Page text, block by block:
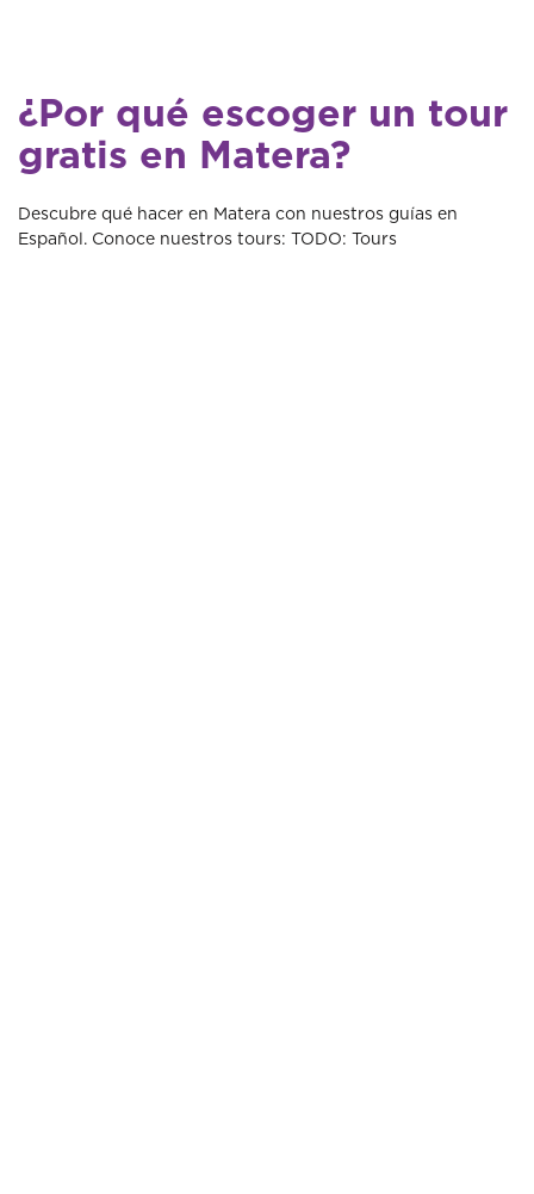
¿Por qué escoger un tour
gratis en Matera?
Descubre qué hacer en Matera con nuestros guías en
Español. Conoce nuestros tours: TODO: Tours